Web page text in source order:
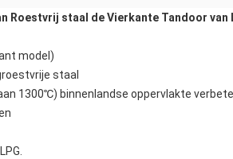
Roestvrij staal de Vierkante Tandoor van
model)
staal
1300℃) binnenlandse oppervlakte